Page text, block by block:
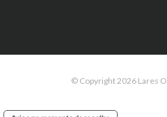
© Copyright 2026 Lares